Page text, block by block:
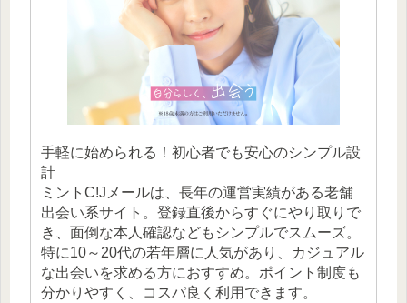
手軽に始められる！初心者でも安心のシンプル設
計
ミントC!Jメールは、長年の運営実績がある老舗
出会い系サイト。登録直後からすぐにやり取りで
き、面倒な本人確認などもシンプルでスムーズ。
特に10～20代の若年層に人気があり、カジュアル
な出会いを求める方におすすめ。ポイント制度も
分かりやすく、コスパ良く利用できます。